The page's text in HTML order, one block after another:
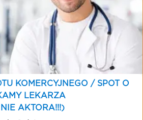
KOMERCYJNEGO / SPOT O
LEKARZA
AKTORA!!!)